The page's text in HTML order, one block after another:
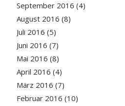
September 2016 (4)
August 2016 (8)
Juli 2016 (5)
Juni 2016 (7)
Mai 2016 (8)
April 2016 (4)
März 2016 (7)
Februar 2016 (10)